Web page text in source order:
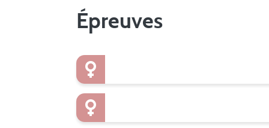
Épreuves